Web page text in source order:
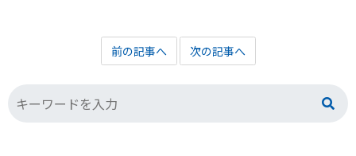
前の記事へ 次の記事へ